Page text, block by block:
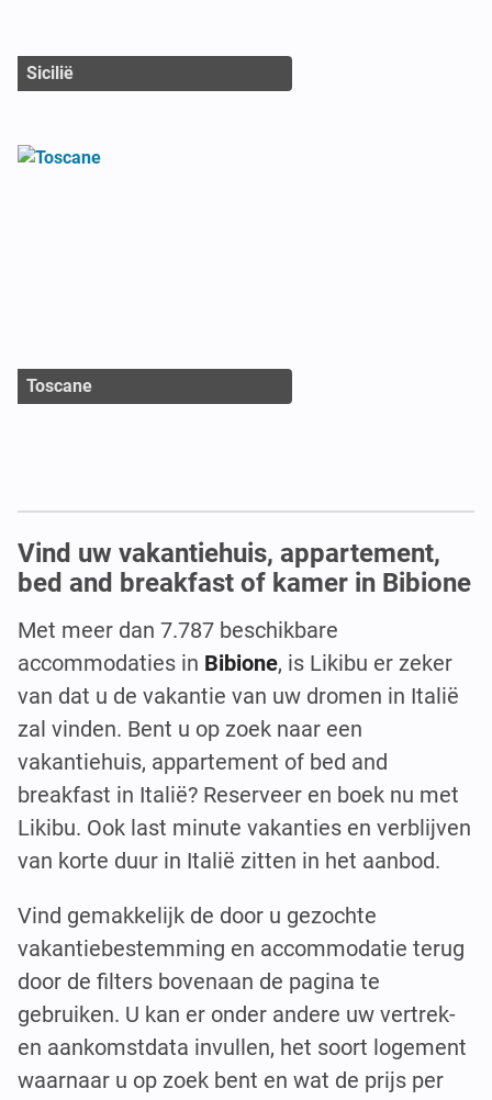
Sicilië
Toscane
Vind uw vakantiehuis, appartement,
bed and breakfast of kamer in Bibione
Met meer dan 7.787 beschikbare
accommodaties in Bibione, is Likibu er zeker
van dat u de vakantie van uw dromen in Italië
zal vinden. Bent u op zoek naar een
vakantiehuis, appartement of bed and
breakfast in Italië? Reserveer en boek nu met
Likibu. Ook last minute vakanties en verblijven
van korte duur in Italië zitten in het aanbod.
Vind gemakkelijk de door u gezochte
vakantiebestemming en accommodatie terug
door de filters bovenaan de pagina te
gebruiken. U kan er onder andere uw vertrek-
en aankomstdata invullen, het soort logement
waarnaar u op zoek bent en wat de prijs per